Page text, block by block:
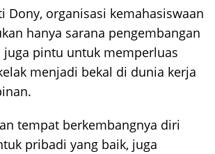
Dony, organisasi kemahasiswaan
hanya sarana pengembangan
pintu untuk memperluas
menjadi bekal di dunia kerja
tempat berkembangnya diri
pribadi yang baik, juga